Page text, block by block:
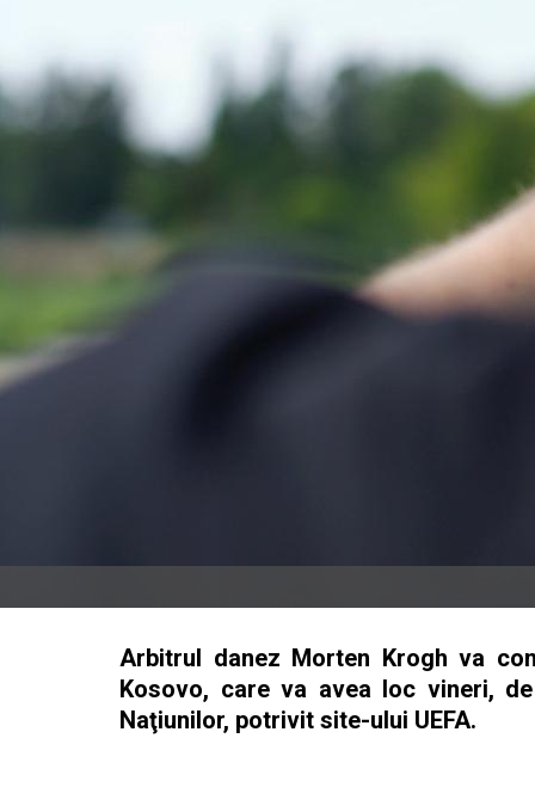
Arbitrul danez Morten Krogh va
Kosovo, care va avea loc vineri,
Naţiunilor, potrivit site-ului UEFA.